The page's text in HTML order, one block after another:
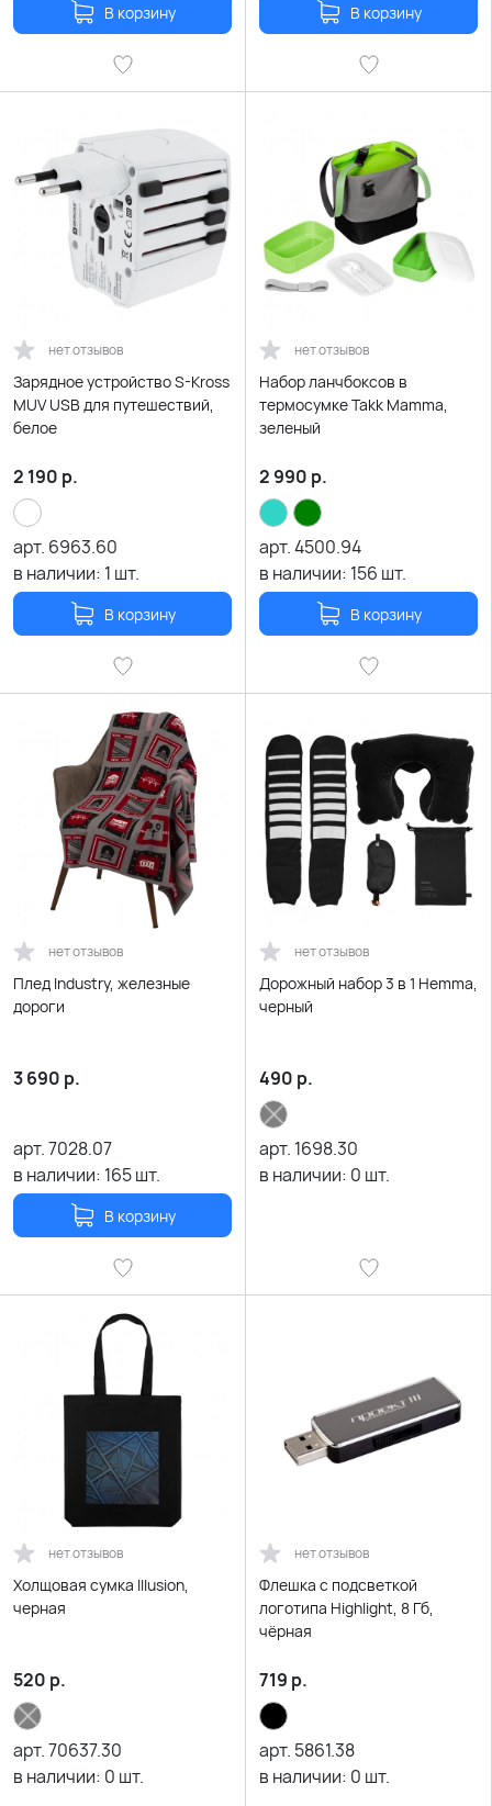
В корзину В корзину
нет отзывов
Зарядное устройство S-Kross
MUV USB для путешествий,
белое
2 190 р.
арт. 6963.60
в наличии: 1 шт.
В корзину
нет отзывов
Набор ланчбоксов в
термосумке Takk Mamma,
зеленый
2 990 р.
арт.4500.94
в наличии: 156 шт.
В корзину
нет отзывов
Плед Industry, железные
дороги
3 690 р.
арт.7028.07
в наличии: 165шт.
В корзину
нет отзывов
Дорожный набор 3 в 1 Hemma,
черный
490 р.
арт. 1698.30
в наличии: 0 шт.
нет отзывов
Холщовая сумка Illusion,
черная
520 р.
арт.70637.30
в наличии: 0 шт.
нет отзывов
Флешка с подсветкой
логотипа Highlight, 8 Гб,
чёрная
719 р.
арт. 5861.38
в наличии: 0 шт.